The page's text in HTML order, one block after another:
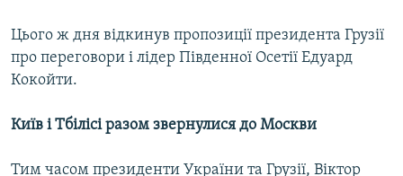
Цього ж дня відкинув пропозиції президента Грузії
про переговори і лідер Південної Осетії Едуард
Кокойти.
Київ і Тбілісі разом звернулися до Москви
Тим часом президенти України та Грузії, Віктор